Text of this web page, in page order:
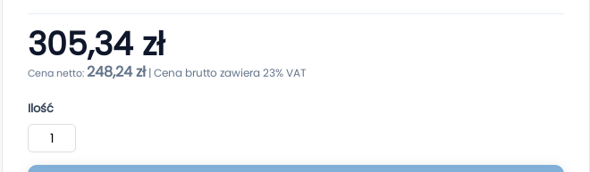
305,34 zł
248,24 zł
Ilość